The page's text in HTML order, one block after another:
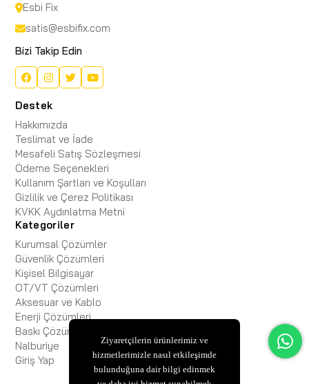
Esbi Fix
satis@esbifix.com
Bizi Takip Edin
Destek
Hakkımızda
Teslimat ve İade
Mesafeli Satış Sözleşmesi
Ödeme Seçenekleri
Kullanım Şartları ve Koşulları
Gizlilik ve Çerez Politikası
KVKK Aydınlatma Metni
Kategoriler
Kurumsal Çözümler
Güvenlik Çözümleri
Kişisel Bilgisayar
OT/VT Çözümleri
Aksesuar ve Kablo
Enerji Çözümleri
Baskı Çözümleri
Nalburiye
Giriş Yap
Ziyaretçilerin ürünlerimiz ve
hizmetlerimizle nasıl etkileşimde
bulunduğuna dair bilgi edinmek